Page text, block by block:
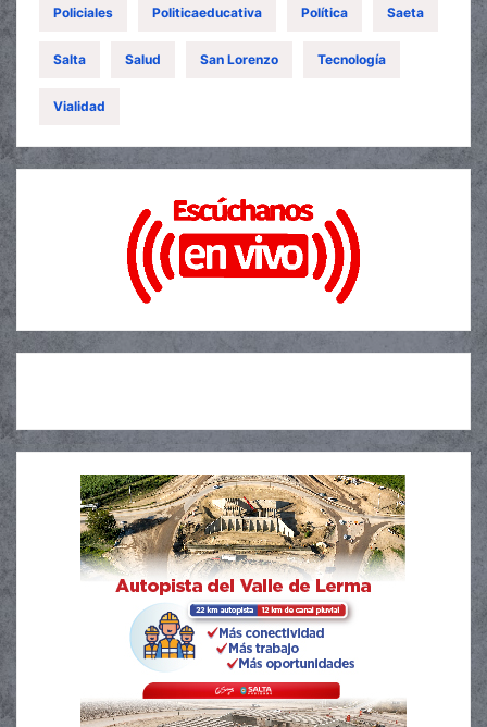
Policiales Politicaeducativa Política Saeta
Salta Salud San Lorenzo Tecnología
Vialidad